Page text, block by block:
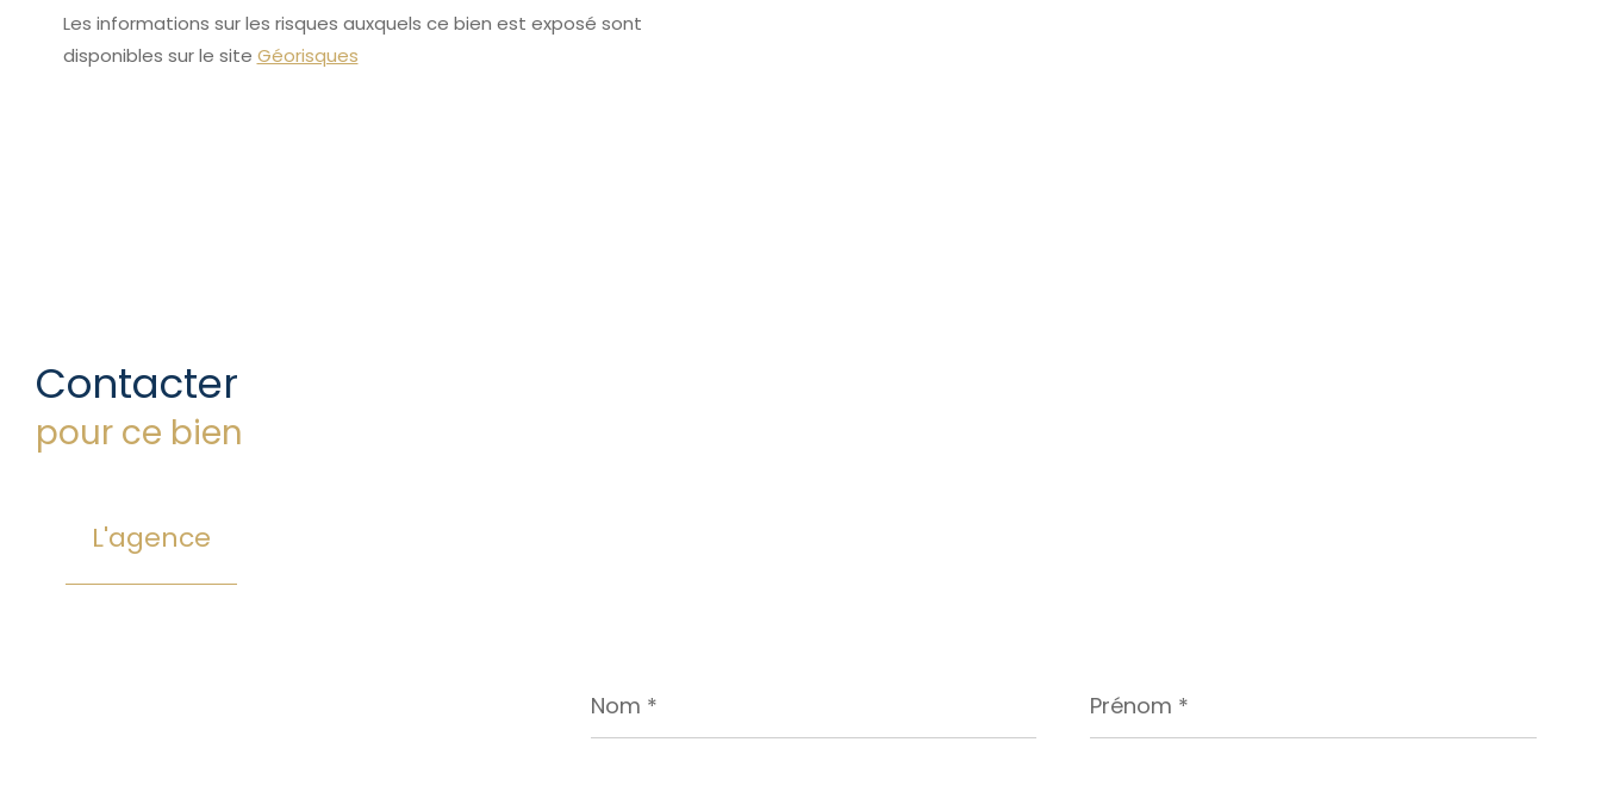
Les informations sur les risques auxquels ce bien est exposé sont
disponibles sur le site Géorisques
Contacter
pour ce bien
L'agence
* *